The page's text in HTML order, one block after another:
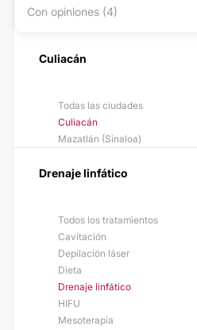
Con opiniones (4)
Culiacán
Todas las ciudades
Culiacán
Mazatlán (Sinaloa)
Drenaje linfático
Todos los tratamientos
Cavitación
Depilación láser
Dieta
Drenaje linfático
HIFU
Mesoterapia